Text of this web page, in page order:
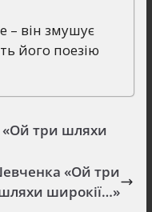
– він змушує
його поезію
три шляхи
«Ой три
широкії…»